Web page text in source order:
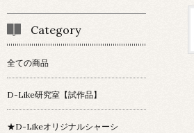
Category
全ての商品
D-Like研究室【試作品】
★D-Likeオリジナルシャーシ